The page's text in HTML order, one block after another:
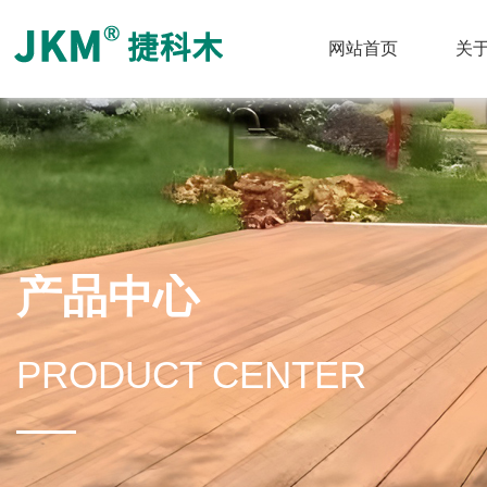
网站首页 关
产品中心
PRODUCT CENTER